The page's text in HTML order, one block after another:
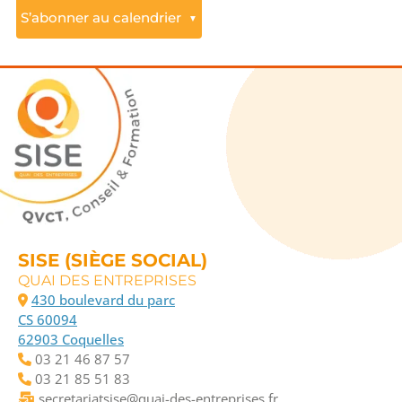
S’abonner au calendrier ▼
SISE (SIÈGE SOCIAL)
QUAI DES ENTREPRISES
430 boulevard du parc
CS 60094
62903 Coquelles
03 21 46 87 57
03 21 85 51 83